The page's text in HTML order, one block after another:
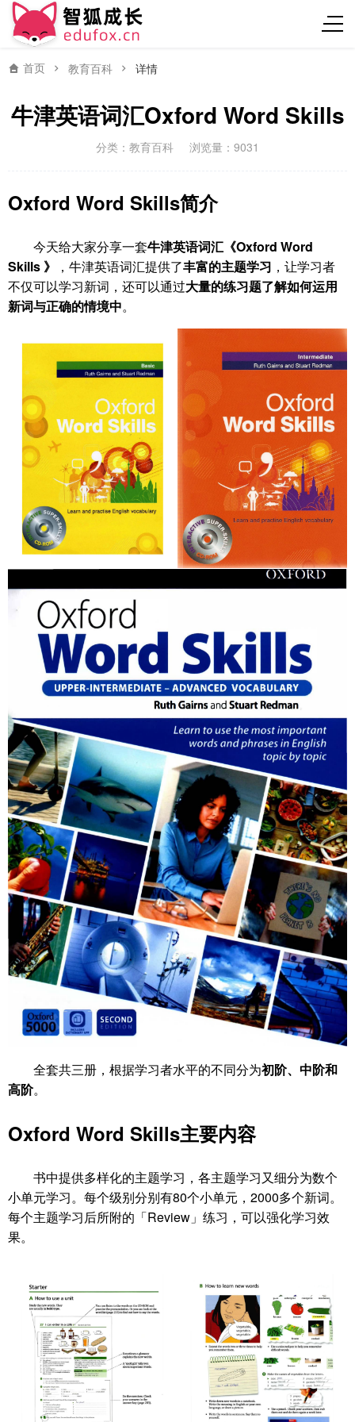
首页 教育百科 详情
牛津英语词汇Oxford Word Skills
分类： 教育百科 浏览量：9031
Oxford Word Skills简介
今天给大家分享一套牛津英语词汇《Oxford Word
Skills 》
，牛津英语词汇提供了丰富的主题学习 ，让学习者
不仅可以学习新词，还可以通过大量的练习题了解如何运用
新词与正确的情境中。
全套共三册，根据学习者水平的不同分为初阶、中阶和
高阶。
Oxford Word Skills主要内容
书中提供多样化的主题学习，各主题学习又细分为数个
小单元学习。每个级别分别有80个小单元，2000多个新词。
每个主题学习后所附的「Review」练习，可以强化学习效
果。